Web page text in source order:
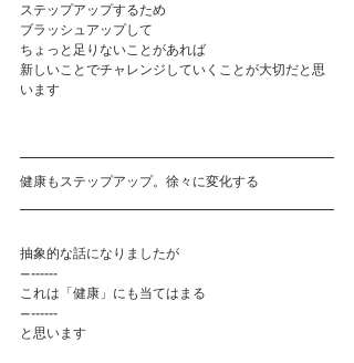
ステップアップするため
ブラッシュアップして
ちょっと足りないことがあれば
新しいことでチャレンジしていくことが大切だと思
います
健康もステップアップ。徐々に変化する
抽象的な話になりましたが
—------
これは「健康」にも当てはまる
—------
と思います